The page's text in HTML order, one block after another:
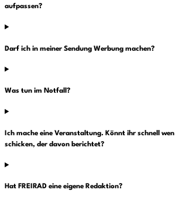
aufpassen?
Darf ich in meiner Sendung Werbung machen?
Was tun im Notfall?
Ich mache eine Veranstaltung. Könnt ihr schnell wen
schicken, der davon berichtet?
Hat FREIRAD eine eigene Redaktion?